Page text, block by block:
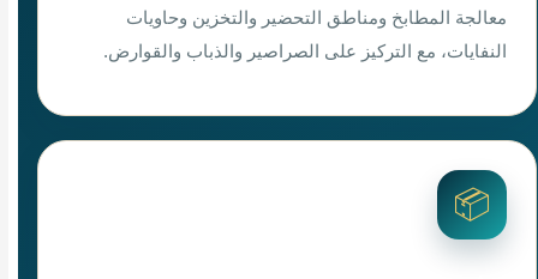
معالجة المطابخ ومناطق التحضير والتخزين وحاويات
النفايات، مع التركيز على الصراصير والذباب والقوارض.
📦